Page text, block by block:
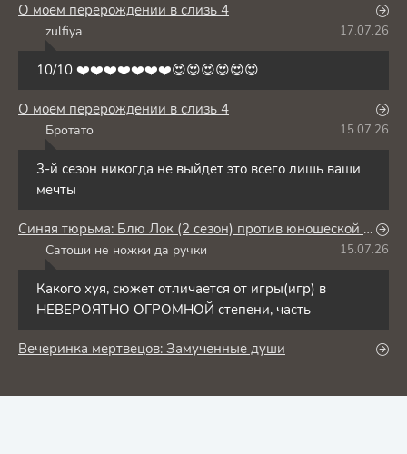
О моём перерождении в слизь 4
zulfiya 17.07.26
10/10 ❤️❤️❤️❤️❤️❤️❤️😍😍😍😍😍😍
О моём перерождении в слизь 4
Бротато 15.07.26
3-й сезон никогда не выйдет это всего лишь ваши
мечты
Синяя тюрьма: Блю Лок (2 сезон) против юношеской сборной Японии
Сатоши не ножки да ручки 15.07.26
Какого хуя, сюжет отличается от игры(игр) в
НЕВЕРОЯТНО ОГРОМНОЙ степени, часть
Вечеринка мертвецов: Замученные души